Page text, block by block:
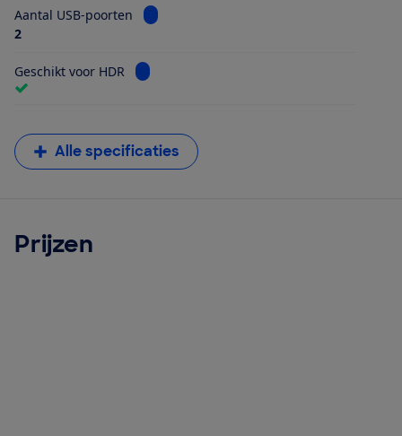
Aantal USB-poorten
Bekijk informatie voor Aantal USB-poorten
2
Geschikt voor HDR Bekijk informatie voor Geschikt voor HDR
Alle specificaties
Prijzen